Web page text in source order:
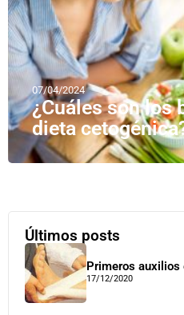
07/04/2024
¿Cuáles son los
dieta
Últimos posts
Primeros auxilios
17/12/2020